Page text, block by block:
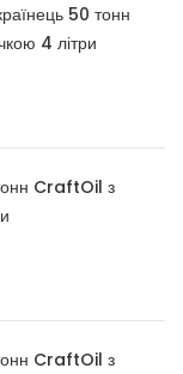
50 тонн
4 літри
CraftOil з
CraftOil з